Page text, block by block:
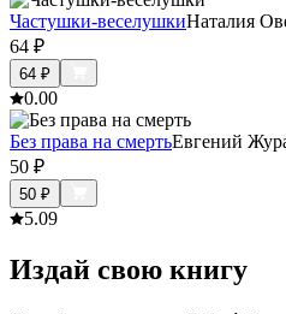
Частушки-веселушкиНаталия
64 ₽
64 ₽
0.00
Без права на смертьЕвгений
50 ₽
50 ₽
5.09
Издай свою книгу